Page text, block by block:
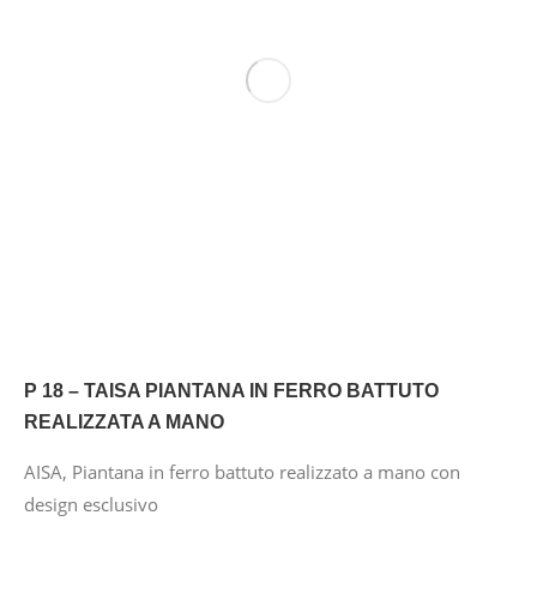
P 18 – TAISA PIANTANA IN FERRO BATTUTO
REALIZZATA A MANO
AISA, Piantana in ferro battuto realizzato a mano con
design esclusivo